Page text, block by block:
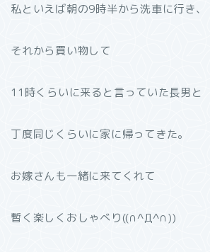
私といえば朝の9時半から洗車に行き、
それから買い物して
11時くらいに来ると言っていた長男と
丁度同じくらいに家に帰ってきた。
お嫁さんも一緒に来てくれて
暫く楽しくおしゃべり((∩^Д^∩))